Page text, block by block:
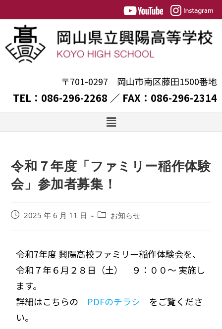
〒701-0297 岡山市南区藤田1500番地
TEL：086-296-2268 ／ FAX：086-296-2314
令和７年度「ファミリー稲作体験
会」参加者募集！
2025 年 6 月 11 日 お知らせ
令和7年度 興陽高校ファミリー稲作体験会を、
令和７年６月２８日（土） ９：００～ 実施し
ます。
詳細はこちらの PDFのチラシ をご覧くださ
い。